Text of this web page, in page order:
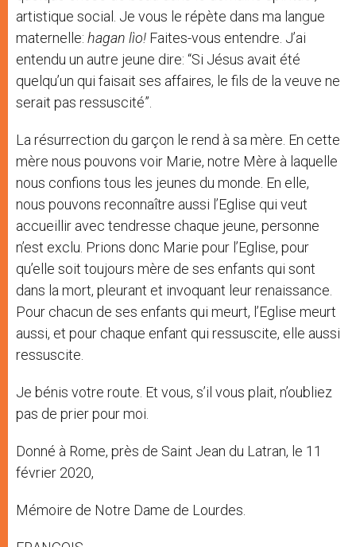
artistique social. Je vous le répète dans ma langue
maternelle: hagan lìo! Faites-vous entendre. J’ai
entendu un autre jeune dire: “Si Jésus avait été
quelqu’un qui faisait ses affaires, le fils de la veuve ne
serait pas ressuscité”.
La résurrection du garçon le rend à sa mère. En cette
mère nous pouvons voir Marie, notre Mère à laquelle
nous confions tous les jeunes du monde. En elle,
nous pouvons reconnaître aussi l’Eglise qui veut
accueillir avec tendresse chaque jeune, personne
n’est exclu. Prions donc Marie pour l’Eglise, pour
qu’elle soit toujours mère de ses enfants qui sont
dans la mort, pleurant et invoquant leur renaissance.
Pour chacun de ses enfants qui meurt, l’Eglise meurt
aussi, et pour chaque enfant qui ressuscite, elle aussi
ressuscite.
Je bénis votre route. Et vous, s’il vous plait, n’oubliez
pas de prier pour moi.
Donné à Rome, près de Saint Jean du Latran, le 11
février 2020,
Mémoire de Notre Dame de Lourdes.